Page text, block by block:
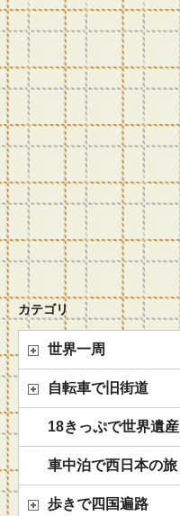
カテゴリ
世界一周
自転車で旧街道
18きっぷで世界遺産
車中泊で西日本の旅
歩きで四国遍路